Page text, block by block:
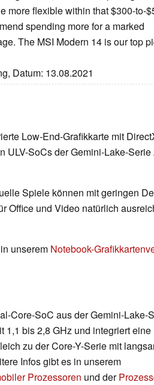
more flexible within that $300-to-
spending more for a marked
The MSI Modern 14 is our top
Datum: 13.08.2021
Low-End-Grafikkarte mit
ULV-SoCs der Gemini-Lake-Serie
Spiele können mit geringen
Office und Video natürlich
unserem Notebook-
Core-SoC aus der Gemini-Lake-
1,1 bis 2,8 GHz und integriert eine
zu der Core-Y-Serie mit
Infos gibt es in unserem
Prozessoren und der